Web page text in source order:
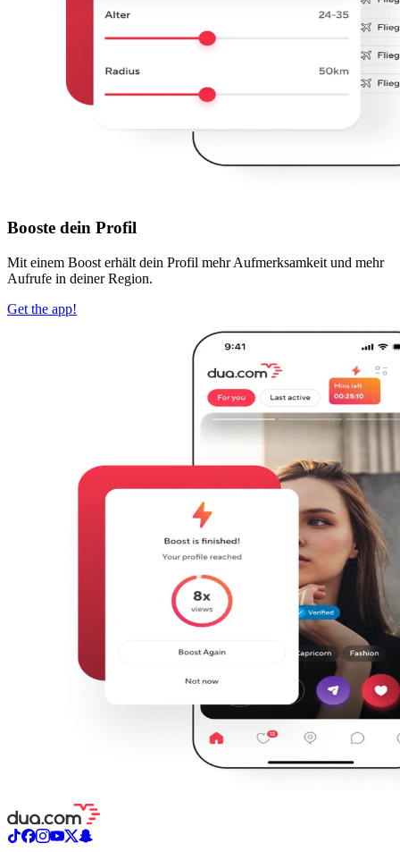
Booste dein Profil
Mit einem Boost erhält dein Profil mehr Aufmerksamkeit und mehr
Aufrufe in deiner Region.
Get the app!